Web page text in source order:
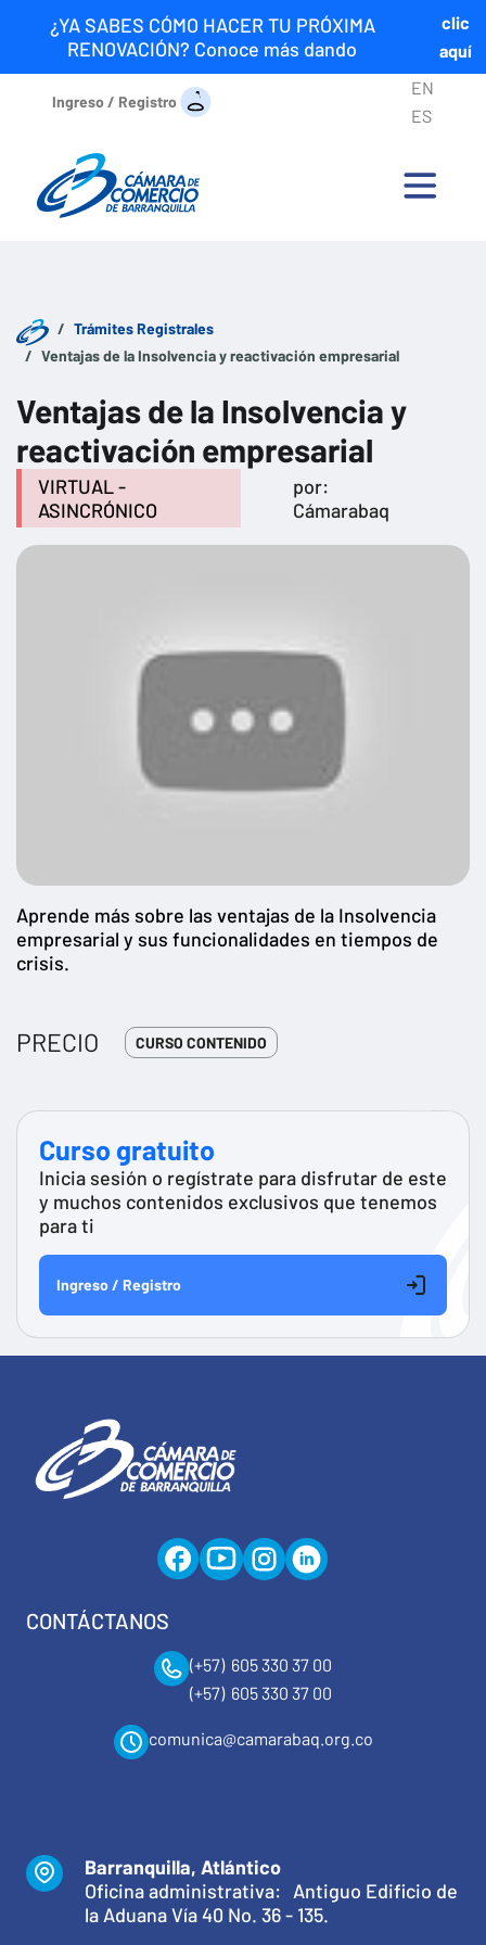
¿YA SABES CÓMO HACER TU PRÓXIMA
RENOVACIÓN? Conoce más dando
clic
aquí
Ingreso / Registro
EN
ES
Trámites Registrales
Ventajas de la Insolvencia y reactivación empresarial
Ventajas de la Insolvencia y
reactivación empresarial
VIRTUAL -
ASINCRÓNICO
por:
Cámarabaq
Aprende más sobre las ventajas de la Insolvencia
empresarial y sus funcionalidades en tiempos de
crisis.
PRECIO CURSO CONTENIDO
Curso gratuito
Inicia sesión o regístrate para disfrutar de este
y muchos contenidos exclusivos que tenemos
para ti
Ingreso / Registro
CONTÁCTANOS
(+57) 605 330 37 00
(+57) 605 330 37 00
comunica@camarabaq.org.co
Barranquilla, Atlántico
Oficina administrativa: Antiguo Edificio de
la Aduana Vía 40 No. 36 - 135.